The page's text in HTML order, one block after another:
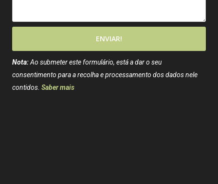
ENVIAR!
Nota:Ao submeter este formulário, está a dar o seu
consentimento para a recolha e processamento dos dados nele
contidos. Saber mais